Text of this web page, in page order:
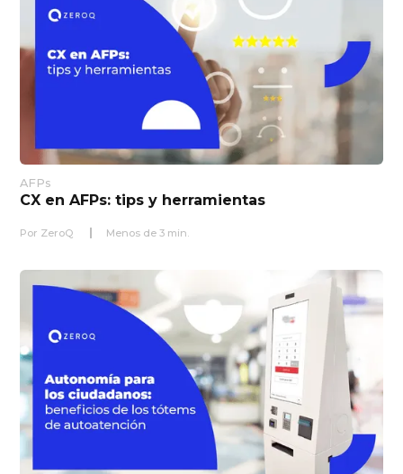
AFPs
CX en AFPs: tips y herramientas
Por ZeroQ Menos de 3 min.